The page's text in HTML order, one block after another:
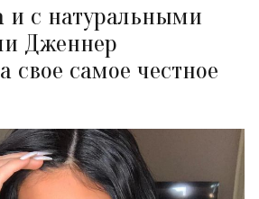
и с натуральными
Дженнер
свое самое честное